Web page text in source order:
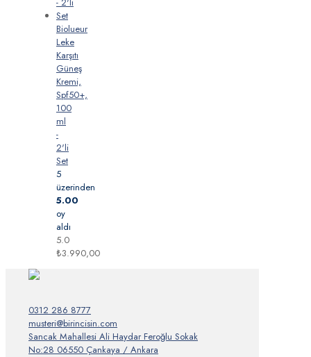
Biolueur
Leke
Karşıtı
Güneş
Kremi,
Spf50+,
100
ml
-
2'li
Set
5
üzerinden
5.00
oy
aldı
5.0
₺3.990,00
0312 286 8777
musteri@birincisin.com
Sancak Mahallesi Ali Haydar Feroğlu Sokak
No:28 06550 Çankaya / Ankara